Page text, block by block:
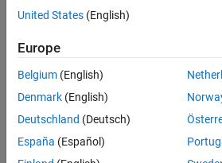
Intégrer du code Fortran existant à
Intégrer du code Rust externe dans
How useful was this
United States (English)
Europe
Belgium (English)
Denmark (English)
Deutschland (Deutsch)
España (Español)